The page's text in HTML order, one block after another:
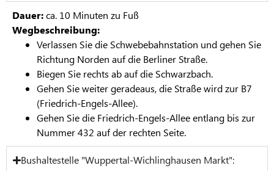
Dauer:ca. 10 Minuten zu Fuß
Wegbeschreibung:
Verlassen Sie die Schwebebahnstation und gehen Sie
Richtung Norden auf die Berliner Straße.
Biegen Sie rechts ab auf die Schwarzbach.
Gehen Sie weiter geradeaus, die Straße wird zur B7
(Friedrich-Engels-Allee).
Gehen Sie die Friedrich-Engels-Allee entlang bis zur
Nummer 432 auf der rechten Seite.
Bushaltestelle "Wuppertal-Wichlinghausen Markt":